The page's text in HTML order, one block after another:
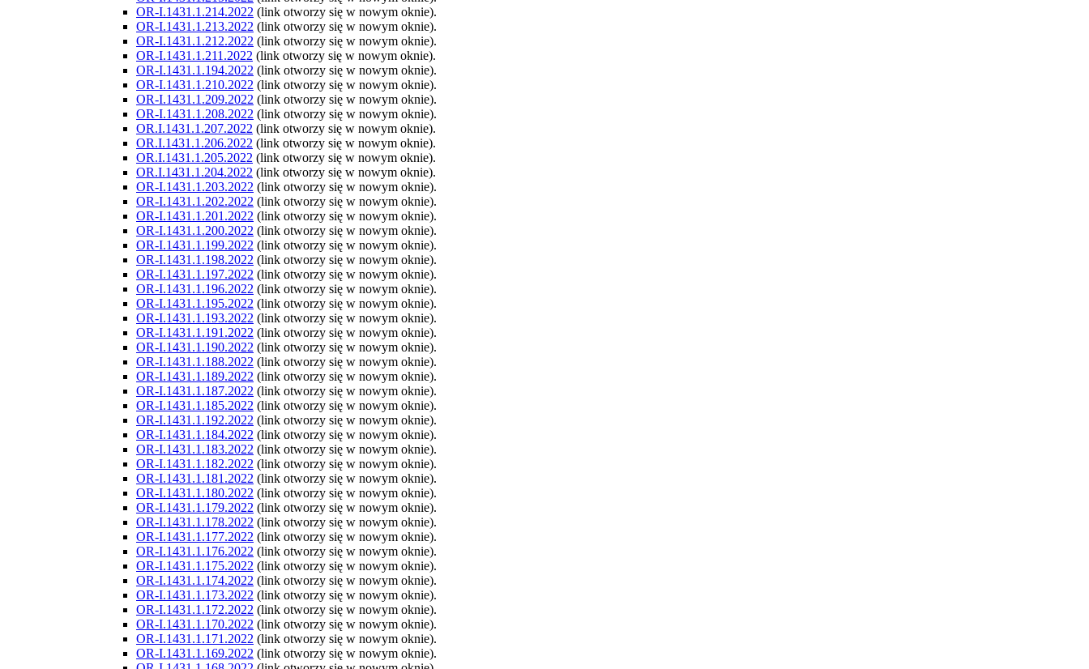
OR-I.1431.1.214.2022 (link otworzy się w nowym oknie).
OR-I.1431.1.213.2022 (link otworzy się w nowym oknie).
OR-I.1431.1.212.2022 (link otworzy się w nowym oknie).
OR-I.1431.1.211.2022 (link otworzy się w nowym oknie).
OR-I.1431.1.194.2022 (link otworzy się w nowym oknie).
OR-I.1431.1.210.2022 (link otworzy się w nowym oknie).
OR-I.1431.1.209.2022 (link otworzy się w nowym oknie).
OR-I.1431.1.208.2022 (link otworzy się w nowym oknie).
OR.I.1431.1.207.2022 (link otworzy się w nowym oknie).
OR.I.1431.1.206.2022 (link otworzy się w nowym oknie).
OR.I.1431.1.205.2022 (link otworzy się w nowym oknie).
OR.I.1431.1.204.2022 (link otworzy się w nowym oknie).
OR-I.1431.1.203.2022 (link otworzy się w nowym oknie).
OR-I.1431.1.202.2022 (link otworzy się w nowym oknie).
OR-I.1431.1.201.2022 (link otworzy się w nowym oknie).
OR-I.1431.1.200.2022 (link otworzy się w nowym oknie).
OR-I.1431.1.199.2022 (link otworzy się w nowym oknie).
OR-I.1431.1.198.2022 (link otworzy się w nowym oknie).
OR-I.1431.1.197.2022 (link otworzy się w nowym oknie).
OR-I.1431.1.196.2022 (link otworzy się w nowym oknie).
OR-I.1431.1.195.2022 (link otworzy się w nowym oknie).
OR-I.1431.1.193.2022 (link otworzy się w nowym oknie).
OR-I.1431.1.191.2022 (link otworzy się w nowym oknie).
OR-I.1431.1.190.2022 (link otworzy się w nowym oknie).
OR-I.1431.1.188.2022 (link otworzy się w nowym oknie).
OR-I.1431.1.189.2022 (link otworzy się w nowym oknie).
OR-I.1431.1.187.2022 (link otworzy się w nowym oknie).
OR-I.1431.1.185.2022 (link otworzy się w nowym oknie).
OR-I.1431.1.192.2022 (link otworzy się w nowym oknie).
OR-I.1431.1.184.2022 (link otworzy się w nowym oknie).
OR-I.1431.1.183.2022 (link otworzy się w nowym oknie).
OR-I.1431.1.182.2022 (link otworzy się w nowym oknie).
OR-I.1431.1.181.2022 (link otworzy się w nowym oknie).
OR-I.1431.1.180.2022 (link otworzy się w nowym oknie).
OR-I.1431.1.179.2022 (link otworzy się w nowym oknie).
OR-I.1431.1.178.2022 (link otworzy się w nowym oknie).
OR-I.1431.1.177.2022 (link otworzy się w nowym oknie).
OR-I.1431.1.176.2022 (link otworzy się w nowym oknie).
OR-I.1431.1.175.2022 (link otworzy się w nowym oknie).
OR-I.1431.1.174.2022 (link otworzy się w nowym oknie).
OR-I.1431.1.173.2022 (link otworzy się w nowym oknie).
OR-I.1431.1.172.2022 (link otworzy się w nowym oknie).
OR-I.1431.1.170.2022 (link otworzy się w nowym oknie).
OR-I.1431.1.171.2022 (link otworzy się w nowym oknie).
OR-I.1431.1.169.2022 (link otworzy się w nowym oknie).